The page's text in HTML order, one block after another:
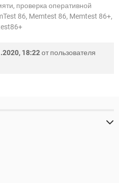
проверка оперативной
86, Memtest 86, Memtest 86+,
18:22от пользователя